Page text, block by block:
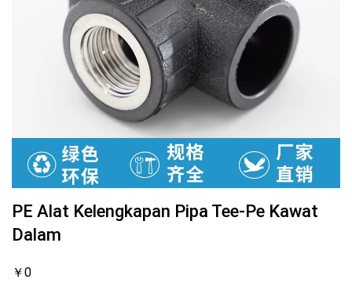
PE Alat Kelengkapan Pipa Tee-Pe Kawat
Dalam
￥0